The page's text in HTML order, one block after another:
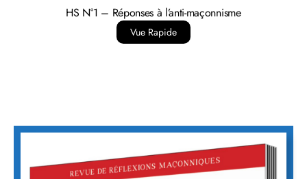
HS N°1 – Réponses à l’anti-maçonnisme
Vue Rapide